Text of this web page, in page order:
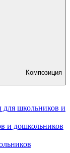
Композиция
школьников и
и дошкольников